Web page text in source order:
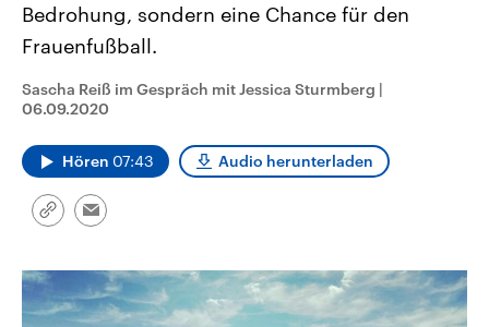
Umfragen, Prognosen,
Wahlprogramme, aktuelle Berichte
und Hintergründe zu den Parteien
Wahl.
Sendungen
Audio-Archiv
Bedrohung, sondern eine Chance für den
Frauenfußball.
Sascha Reiß im Gespräch mit Jessica Sturmberg |
06.09.2020
Hören 07:43 Audio herunterladen
Link
Email